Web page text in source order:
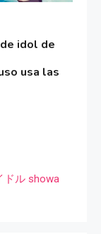
idol de
usa las
ドル showa